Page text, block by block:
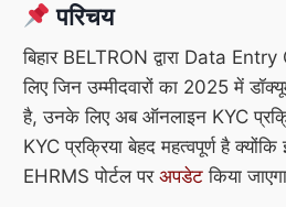
परिचय
बिहार BELTRON द्वारा Data
लिए जिन उम्मीदवारों का 2025 में
है, उनके लिए अब ऑनलाइन KYC
KYC प्रक्रिया बेहद महत्वपूर्ण है
EHRMS पोर्टल पर अपडेटकिया